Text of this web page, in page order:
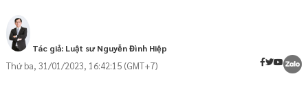
Tác giả: Luật sư Nguyễn Đình Hiệp
Thứ ba, 31/01/2023, 16:42:15 (GMT+7)
ty/doanh nghiệp
gói
ty/doanh nghiệp